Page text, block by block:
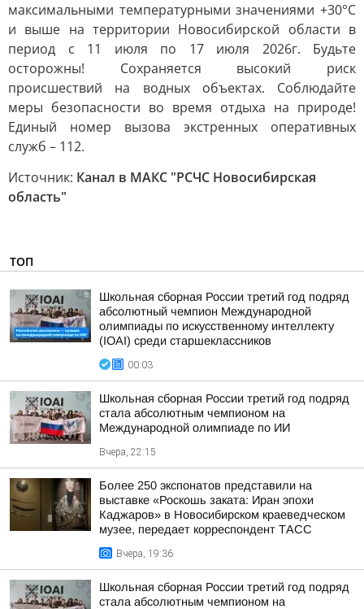
максимальными температурными значениями +30°С
и выше на территории Новосибирской области в
период с 11 июля по 17 июля 2026г. Будьте
осторожны! Сохраняется высокий риск
происшествий на водных объектах. Соблюдайте
меры безопасности во время отдыха на природе!
Единый номер вызова экстренных оперативных
служб – 112.
Источник: Канал в МАКС "РСЧС Новосибирская
область"
ТОП
Школьная сборная России третий год подряд
абсолютный чемпион Международной
олимпиады по искусственному интеллекту
(IOAI) среди старшеклассников
00:03
Школьная сборная России третий год подряд
стала абсолютным чемпионом на
Международной олимпиаде по ИИ
Вчера, 22:15
Более 250 экспонатов представили на
выставке «Роскошь заката: Иран эпохи
Каджаров» в Новосибирском краеведческом
музее, передает корреспондент ТАСС
Вчера, 19:36
Школьная сборная России третий год подряд
стала абсолютным чемпионом на